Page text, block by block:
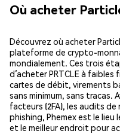
Où acheter
Découvrez où acheter
plateforme de crypto-
mondialement. Ces trois
d’acheter PRTCLE à
cartes de débit, virements
sans minimum, sans tracas.
facteurs (2FA), les audits
phishing, Phemex est le lieu
et le meilleur endroit pour